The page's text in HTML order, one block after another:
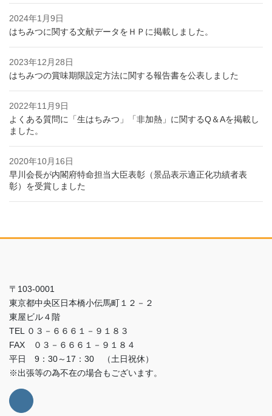
2024年1月9日
はちみつに関する文献データをＨＰに掲載しました。
2023年12月28日
はちみつの賞味期限設定方法に関する報告書を公表しました
2022年11月9日
よくある質問に「生はちみつ」「非加熱」に関するQ＆Aを掲載し
ました。
2020年10月16日
早川会長が内閣府特命担当大臣表彰（景品表示適正化功績者表
彰）を受賞しました
〒103-0001
東京都中央区日本橋小伝馬町１２－２
東屋ビル４階
TEL ０３－６６６１－９１８３
FAX ０３－６６６１－９１８４
平日 9：30～17：30 （土日祝休）
※出張等の為不在の場合もございます。